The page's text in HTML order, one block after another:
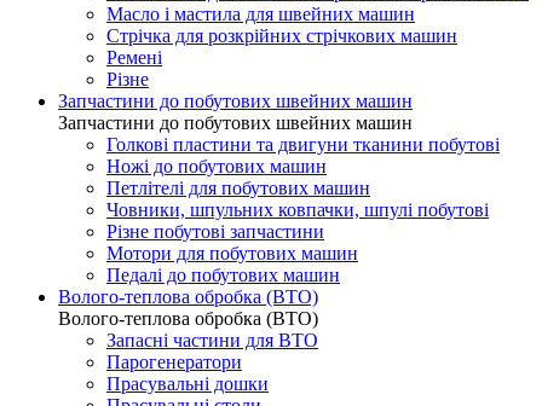
Масло і мастила для швейних машин
Стрічка для розкрійних стрічкових машин
Ремені
Різне
Запчастини до побутових швейних машин
Запчастини до побутових швейних машин
Голкові пластини та двигуни тканини побутові
Ножі до побутових машин
Петлітелі для побутових машин
Човники, шпульних ковпачки, шпулі побутові
Різне побутові запчастини
Мотори для побутових машин
Педалі до побутових машин
Волого-теплова обробка (ВТО)
Волого-теплова обробка (ВТО)
Запасні частини для ВТО
Парогенератори
Прасувальні дошки